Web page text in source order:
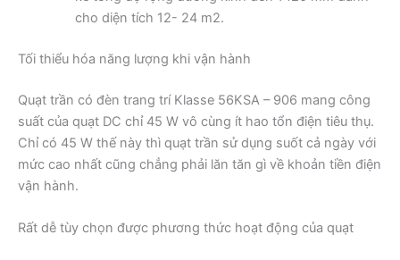
cho diện tích 12- 24 m2.
Tối thiểu hóa năng lượng khi vận hành
Quạt trần có đèn trang trí Klasse 56KSA – 906 mang công
suất của quạt DC chỉ 45 W vô cùng ít hao tổn điện tiêu thụ.
Chỉ có 45 W thế này thì quạt trần sử dụng suốt cả ngày với
mức cao nhất cũng chẳng phải lăn tăn gì về khoản tiền điện
vận hành.
Rất dễ tùy chọn được phương thức hoạt động của quạt